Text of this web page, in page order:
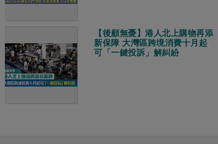
【後顧無憂】港人北上購物再添
新保障 大灣區跨境消費十月起
可「一鍵投訴」解糾紛